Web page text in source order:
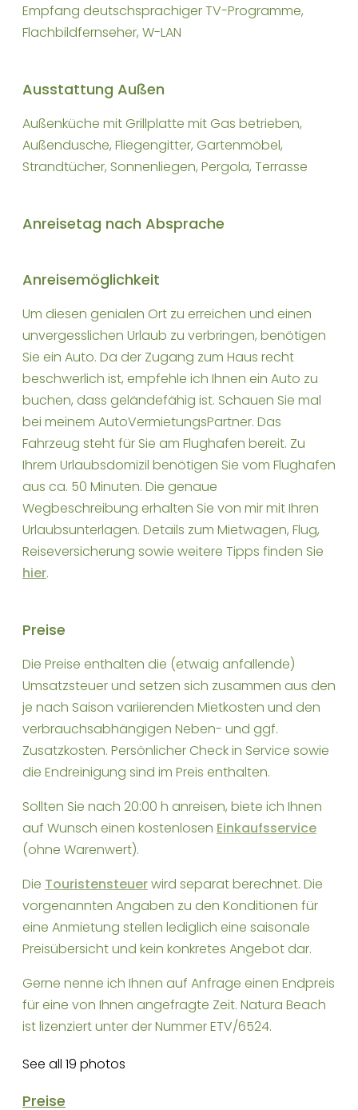
Empfang deutschsprachiger TV-Programme,
Flachbildfernseher, W-LAN
Ausstattung Außen
Außenküche mit Grillplatte mit Gas betrieben,
Außendusche, Fliegengitter, Gartenmöbel,
Strandtücher, Sonnenliegen, Pergola, Terrasse
Anreisetag nach Absprache
Anreisemöglichkeit
Um diesen genialen Ort zu erreichen und einen
unvergesslichen Urlaub zu verbringen, benötigen
Sie ein Auto. Da der Zugang zum Haus recht
beschwerlich ist, empfehle ich Ihnen ein Auto zu
buchen, dass geländefähig ist. Schauen Sie mal
bei meinem AutoVermietungsPartner. Das
Fahrzeug steht für Sie am Flughafen bereit. Zu
Ihrem Urlaubsdomizil benötigen Sie vom Flughafen
aus ca. 50 Minuten. Die genaue
Wegbeschreibung erhalten Sie von mir mit Ihren
Urlaubsunterlagen. Details zum Mietwagen, Flug,
Reiseversicherung sowie weitere Tipps finden Sie
hier.
Preise
Die Preise enthalten die (etwaig anfallende)
Umsatzsteuer und setzen sich zusammen aus den
je nach Saison variierenden Mietkosten und den
verbrauchsabhängigen Neben- und ggf.
Zusatzkosten. Persönlicher Check in Service sowie
die Endreinigung sind im Preis enthalten.
Sollten Sie nach 20:00 h anreisen, biete ich Ihnen
auf Wunsch einen kostenlosen Einkaufsservice
(ohne Warenwert).
Die Touristensteuerwird separat berechnet. Die
vorgenannten Angaben zu den Konditionen für
eine Anmietung stellen lediglich eine saisonale
Preisübersicht und kein konkretes Angebot dar.
Gerne nenne ich Ihnen auf Anfrage einen Endpreis
für eine von Ihnen angefragte Zeit. Natura Beach
ist lizenziert unter der Nummer ETV/6524.
See all 19 photos
Preise